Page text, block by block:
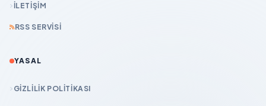
İLETIŞIM
RSS SERVISI
YASAL
GIZLILIK POLITIKASI